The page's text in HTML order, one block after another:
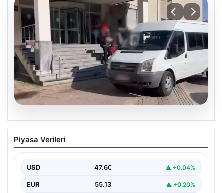
05.08.2026
Kayseri’de Çok Sayıda Evi Soyan
Hırsızlar Yakalandı ve Tutuklandı
şehir genelinde gerçekleştirilen geniş çaplı
operasyonlar neticesinde toplamda…
Piyasa Verileri
USD 47.60 ▲ +0.04%
EUR 55.13 ▲ +0.20%